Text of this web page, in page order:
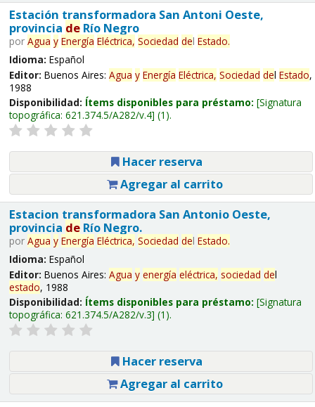
Estación transformadora San Antoni Oeste,
provincia deRío Negro
por Agua y Energía Eléctrica, Sociedad del Estado.
Idioma: Español
Editor: Buenos Aires: Agua y Energía Eléctrica, Sociedad del Estado,
1988
Disponibilidad: Ítems disponibles para préstamo: Signatura
topográfica: 621.374.5/A282/v.4 (1).
Hacer reserva
Agregar al carrito
Estacion transformadora San Antonio Oeste,
provincia deRío Negro.
por Agua y Energía Eléctrica, Sociedad del Estado.
Idioma: Español
Editor: Buenos Aires: Agua y energía eléctrica, sociedad del
estado, 1988
Disponibilidad: Ítems disponibles para préstamo: Signatura
topográfica: 621.374.5/A282/v.3 (1).
Hacer reserva
Agregar al carrito